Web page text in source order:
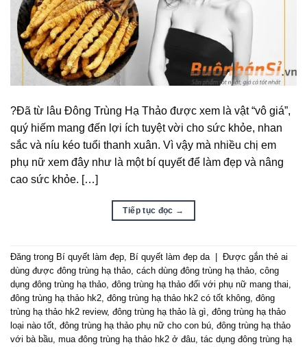
?Đã từ lâu Đông Trùng Hạ Thảo được xem là vật “vô giá”,
quý hiếm mang đến lợi ích tuyệt vời cho sức khỏe, nhan
sắc và níu kéo tuổi thanh xuân. Vì vậy mà nhiều chị em
phụ nữ xem đây như là một bí quyết để làm đẹp và nâng
cao sức khỏe. […]
Tiếp tục đọc →
Đăng trong Bí quyết làm đẹp, Bí quyết làm đẹp da Được gắn thẻ ai
dùng được đông trùng hạ thảo, cách dùng đông trùng hạ thảo, công
dụng đông trùng hạ thảo, đông trùng hạ thảo đối với phụ nữ mang thai,
đông trùng hạ thảo hk2, đông trùng hạ thảo hk2 có tốt không, đông
trùng hạ thảo hk2 review, đông trùng hạ thảo là gì, đông trùng hạ thảo
loại nào tốt, đông trùng hạ thảo phụ nữ cho con bú, đông trùng hạ thảo
với bà bầu, mua đông trùng hạ thảo hk2 ở đâu, tác dụng đông trùng hạ